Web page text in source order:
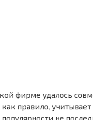
фирме удалось
правило,
не